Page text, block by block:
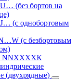
(без бортов на
(с однобортовым
(с безбортовым
NNХХХХК
(двухрядные)